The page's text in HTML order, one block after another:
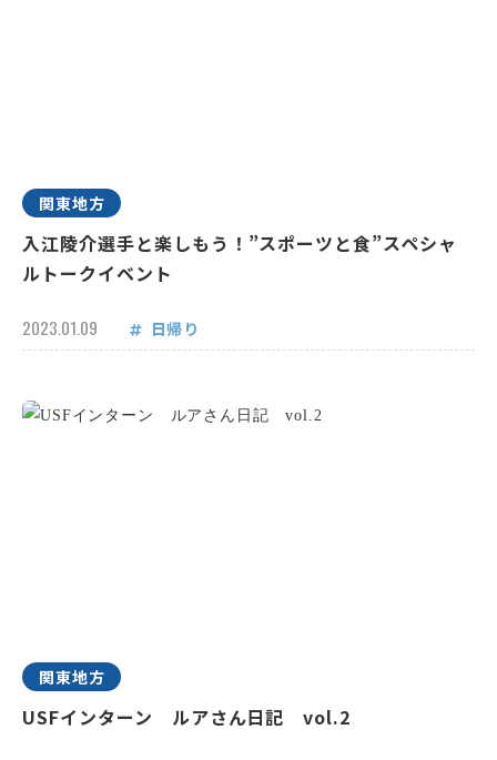
関東地方
入江陵介選手と楽しもう！”スポーツと食”スペシャ
ルトークイベント
2023.01.09 日帰り
関東地方
USFインターン ルアさん日記 vol.2